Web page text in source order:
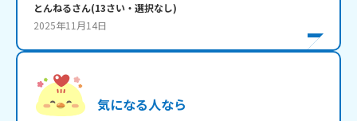
とんねるさん(13さい・ 選択なし)
2025年11月14日
気になる人なら